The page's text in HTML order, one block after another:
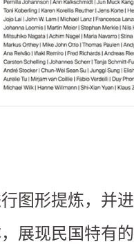
图形提炼，并
展现民国特有